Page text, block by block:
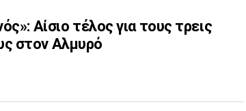
Αίσιο τέλος για τους τρεις
στον Αλμυρό